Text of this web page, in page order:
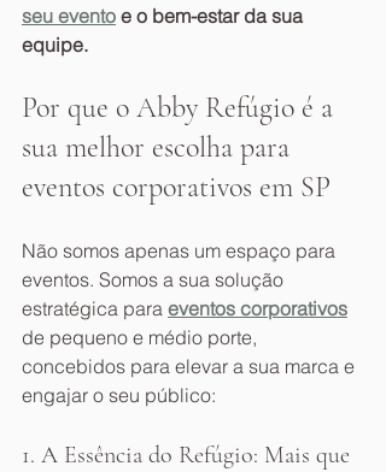
seu evento e o bem-estar da sua
equipe.
Por que o Abby Refúgio é a
sua melhor escolha para
eventos corporativos em SP
Não somos apenas um espaço para
eventos. Somos a sua solução
estratégica para eventos corporativos
de pequeno e médio porte,
concebidos para elevar a sua marca e
engajar o seu público:
1. A Essência do Refúgio: Mais que